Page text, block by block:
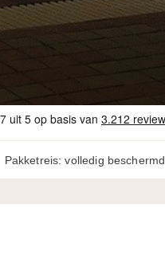
Pakketreis: volledig beschermd